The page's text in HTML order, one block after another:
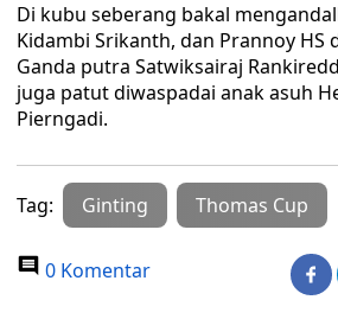
Di kubu seberang bakal
Kidambi Srikanth, dan Prannoy HS
Ganda putra Satwiksairaj
juga patut diwaspadai anak asuh
Pierngadi.
Tag: Ginting Thomas Cup
0 Komentar